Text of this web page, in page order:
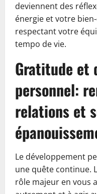
deviennent des
énergie et votre
respectant votre
tempo de vie.
Gratitude et
personnel:
relations et
Le développement
une quête continue.
rôle majeur en vous